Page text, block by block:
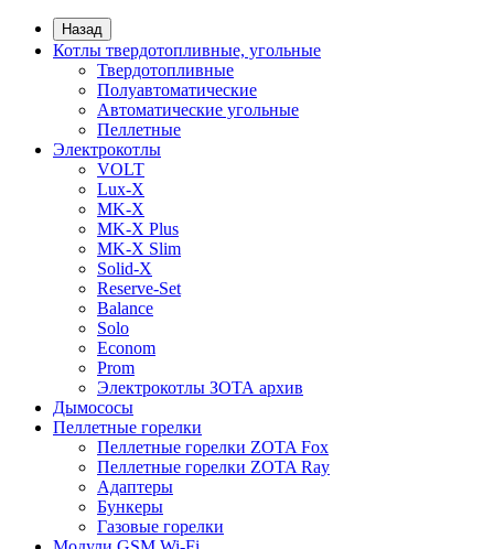
Назад
Котлы твердотопливные, угольные
Твердотопливные
Полуавтоматические
Автоматические угольные
Пеллетные
Электрокотлы
VOLT
Lux-X
MK-X
MK-X Plus
MK-X Slim
Solid-X
Reserve-Set
Balance
Solo
Econom
Prom
Электрокотлы ЗОТА архив
Дымососы
Пеллетные горелки
Пеллетные горелки ZOTA Fox
Пеллетные горелки ZOTA Ray
Адаптеры
Бункеры
Газовые горелки